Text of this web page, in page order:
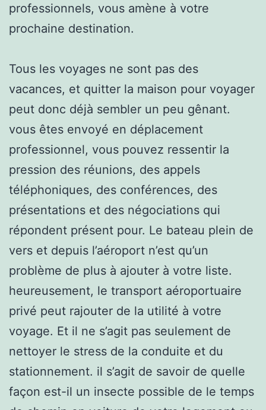
professionnels, vous amène à votre
prochaine destination.
Tous les voyages ne sont pas des
vacances, et quitter la maison pour voyager
peut donc déjà sembler un peu gênant.
vous êtes envoyé en déplacement
professionnel, vous pouvez ressentir la
pression des réunions, des appels
téléphoniques, des conférences, des
présentations et des négociations qui
répondent présent pour. Le bateau plein de
vers et depuis l’aéroport n’est qu’un
problème de plus à ajouter à votre liste.
heureusement, le transport aéroportuaire
privé peut rajouter de la utilité à votre
voyage. Et il ne s’agit pas seulement de
nettoyer le stress de la conduite et du
stationnement. il s’agit de savoir de quelle
façon est-il un insecte possible de le temps